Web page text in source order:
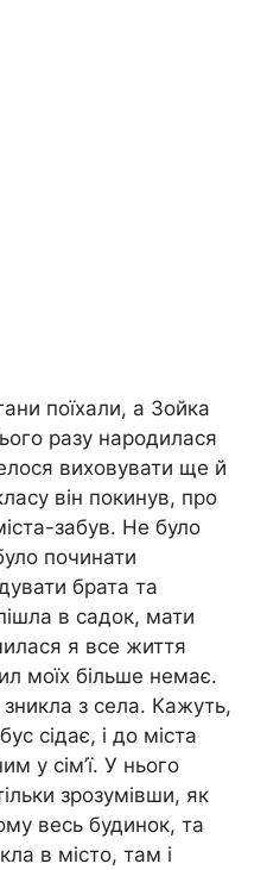
поїхали, а Зойка
разу наpoдилася
виховувати ще й
він покинув, про
забув. Не було
починати
брата та
в садок, мати
я все життя
моїх більше немає.
з села. Кажуть,
сідає, і до міста
у сім’ї. У нього
зрозумівши, як
весь будинок, та
в місто, там і